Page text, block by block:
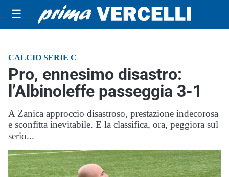
☰
CALCIO SERIE C
Pro, ennesimo disastro:
l’Albinoleffe passeggia 3-1
A Zanica approccio disastroso, prestazione indecorosa
e sconfitta inevitabile. E la classifica, ora, peggiora sul
serio...